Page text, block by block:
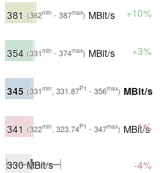
381 (362min - 387max) MBit/s +10%
354 (331min - 374max) MBit/s +3%
345 (331min, 331.87P1 - 356max) MBit/s
341 (322min, 323.74P1 - 347max) MBit/s
-1%
330MBit/s -4%